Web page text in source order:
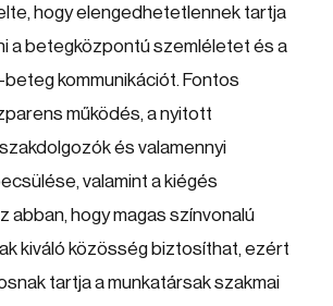
hogy elengedhetetlennek tartja
a betegközpontú szemléletet és a
kommunikációt. Fontos
működés, a nyitott
és valamennyi
valamint a kiégés
abban, hogy magas színvonalú
kiváló közösség biztosíthat, ezért
tartja a munkatársak szakmai